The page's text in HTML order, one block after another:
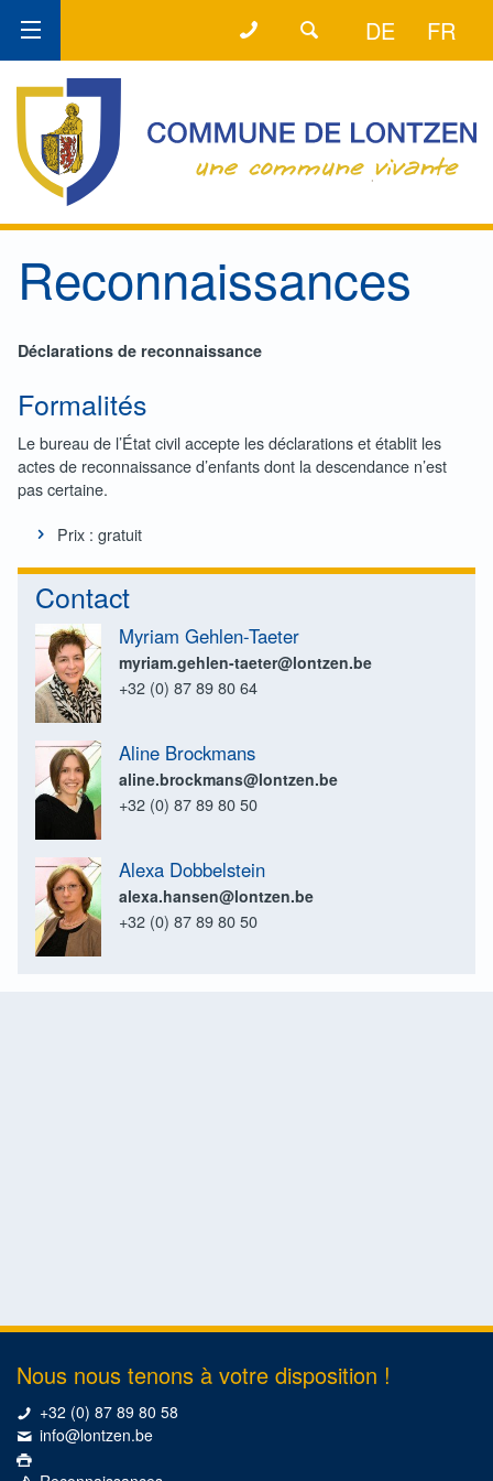
FR
DE
LA LIGNE DIRECTE +32 (0) 87 89 80 67
Reconnaissances
Déclarations de reconnaissance
Formalités
Le bureau de l’État civil accepte les déclarations et établit les
actes de reconnaissance d’enfants dont la descendance n’est
pas certaine.
Prix : gratuit
Contact
Myriam Gehlen-Taeter
myriam.gehlen-taeter@lontzen.be
+32 (0) 87 89 80 64
Aline Brockmans
aline.brockmans@lontzen.be
+32 (0) 87 89 80 50
Alexa Dobbelstein
alexa.hansen@lontzen.be
+32 (0) 87 89 80 50
Nous nous tenons à votre disposition !
+32 (0) 87 89 80 58
info@lontzen.be